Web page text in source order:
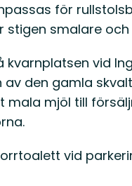
för
stigen smalare
vid
den gamla
mjöl till
vid